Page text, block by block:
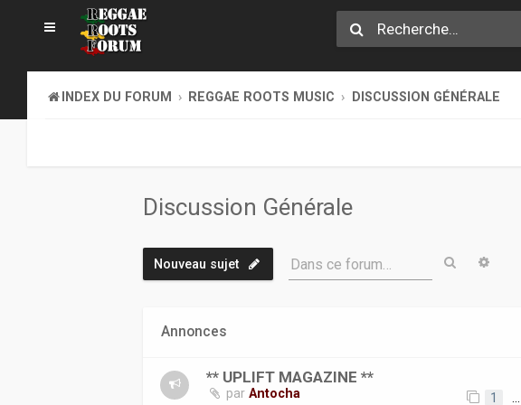
INDEX DU FORUM REGGAE ROOTS MUSIC DISCUSSION GÉNÉRALE
Discussion Générale
Nouveau sujet Dans ce forum… Rechercher
Annonces
** UPLIFT MAGAZINE **
parAntocha 1